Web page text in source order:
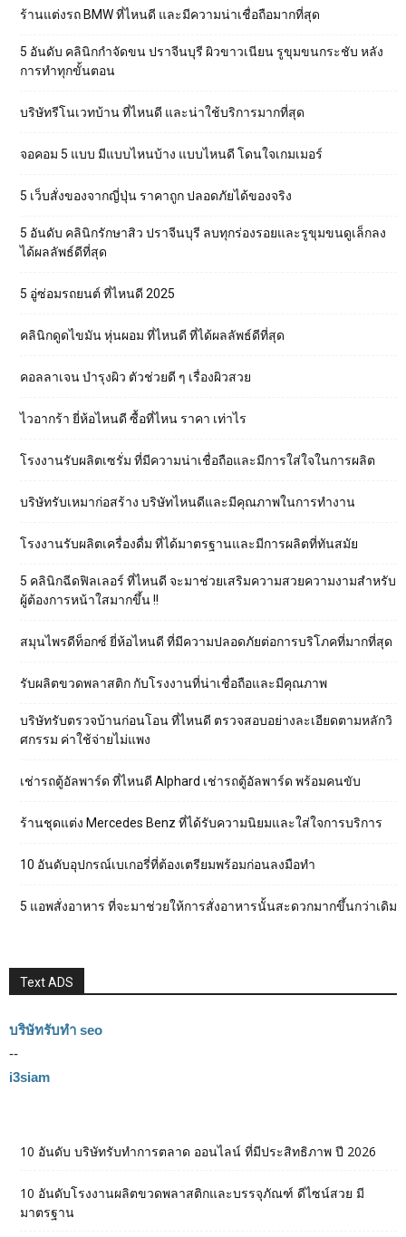
ร้านแต่งรถ BMW ที่ไหนดี และมีความน่าเชื่อถือมากที่สุด
5 อันดับ คลินิกกำจัดขน ปราจีนบุรี ผิวขาวเนียน รูขุมขนกระชับ หลัง
การทำทุกขั้นตอน
บริษัทรีโนเวทบ้าน ที่ไหนดี และน่าใช้บริการมากที่สุด
จอคอม 5 แบบ มีแบบไหนบ้าง แบบไหนดี โดนใจเกมเมอร์
5 เว็บสั่งของจากญี่ปุ่น ราคาถูก ปลอดภัยได้ของจริง
5 อันดับ คลินิกรักษาสิว ปราจีนบุรี ลบทุกร่องรอยและรูขุมขนดูเล็กลง
ได้ผลลัพธ์ดีที่สุด
5 อู่ซ่อมรถยนต์ ที่ไหนดี 2025
คลินิกดูดไขมัน หุ่นผอม ที่ไหนดี ที่ได้ผลลัพธ์ดีที่สุด
คอลลาเจน บำรุงผิว ตัวช่วยดี ๆ เรื่องผิวสวย
ไวอากร้า ยี่ห้อไหนดี ซื้อที่ไหน ราคา เท่าไร
โรงงานรับผลิตเซรั่ม ที่มีความน่าเชื่อถือและมีการใส่ใจในการผลิต
บริษัทรับเหมาก่อสร้าง บริษัทไหนดีและมีคุณภาพในการทำงาน
โรงงานรับผลิตเครื่องดื่ม ที่ได้มาตรฐานและมีการผลิตที่ทันสมัย
5 คลินิกฉีดฟิลเลอร์ ที่ไหนดี จะมาช่วยเสริมความสวยความงามสำหรับ
ผู้ต้องการหน้าใสมากขึ้น !!
สมุนไพรดีท็อกซ์ ยี่ห้อไหนดี ที่มีความปลอดภัยต่อการบริโภคที่มากที่สุด
รับผลิตขวดพลาสติก กับโรงงานที่น่าเชื่อถือและมีคุณภาพ
บริษัทรับตรวจบ้านก่อนโอน ที่ไหนดี ตรวจสอบอย่างละเอียดตามหลักวิ
ศกรรม ค่าใช้จ่ายไม่แพง
เช่ารถตู้อัลพาร์ด ที่ไหนดี Alphard เช่ารถตู้อัลพาร์ด พร้อมคนขับ
ร้านชุดแต่ง Mercedes Benz ที่ได้รับความนิยมและใส่ใจการบริการ
10 อันดับอุปกรณ์เบเกอรี่ที่ต้องเตรียมพร้อมก่อนลงมือทำ
5 แอพสั่งอาหาร ที่จะมาช่วยให้การสั่งอาหารนั้นสะดวกมากขึ้นกว่าเดิม
Text ADS
บริษัทรับทำ seo
--
i3siam
10 อันดับ บริษัทรับทำการตลาด ออนไลน์ ที่มีประสิทธิภาพ ปี 2026
10 อันดับโรงงานผลิตขวดพลาสติกและบรรจุภัณฑ์ ดีไซน์สวย มี
มาตรฐาน